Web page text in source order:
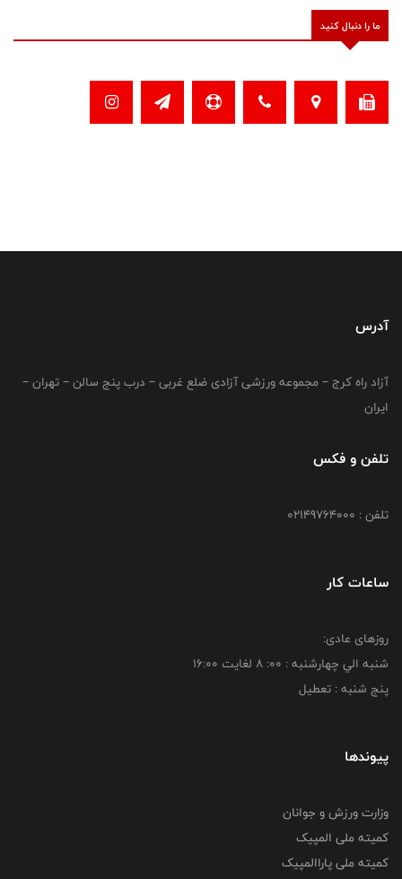
ما را دنبال کنید
آدرس
آزاد راه کرج – مجموعه ورزشی آزادی ضلع غربی – درب پنج سالن – تهران –
ایران
تلفن و فکس
تلفن : 02149764000
ساعات کار
روزهای عادی:
شنبه الي چهارشنبه : 00: 8 لغايت 16:00
پنج شنبه : تعطیل
پیوندها
وزارت ورزش و جوانان
کمیته ملی المپیک
کمیته ملی پاراالمپیک